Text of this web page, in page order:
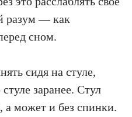
разум — как
сном.
сидя на стуле,
заранее. Стул
а может и без спинки.